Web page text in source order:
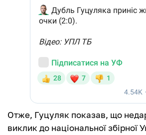
Отже, Гуцуляк показав, що
виклик до національної збірної